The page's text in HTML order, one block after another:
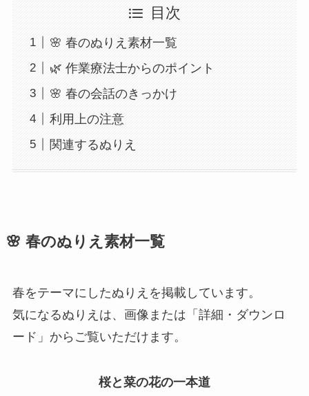
目次
🌸 春のぬりえ素材一覧
🌿 作業療法士からのポイント
🌸 春の会話のきっかけ
利用上の注意
関連するぬりえ
🌸 春のぬりえ素材一覧
春をテーマにしたぬりえを掲載しています。
気になるぬりえは、画像または「詳細・ダウンロ
ード」からご覧いただけます。
桜と菜の花の一本道